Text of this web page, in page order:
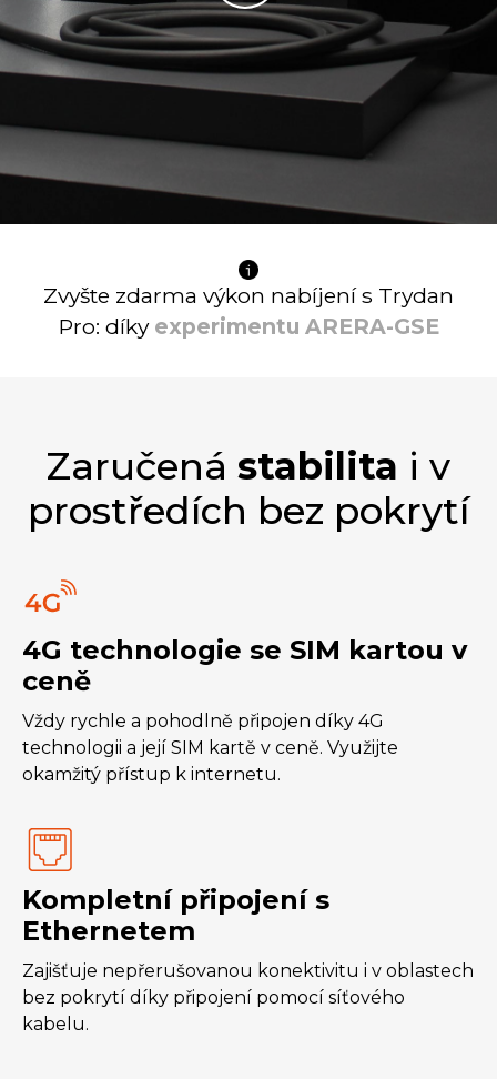
Zvyšte zdarma výkon nabíjení s Trydan
Pro: díky experimentu ARERA-GSE
Zaručená stabilita i v
prostředích bez pokrytí
4G technologie se SIM kartou v
ceně
Vždy rychle a pohodlně připojen díky 4G
technologii a její SIM kartě v ceně. Využijte
okamžitý přístup k internetu.
Kompletní připojení s
Ethernetem
Zajišťuje nepřerušovanou konektivitu i v oblastech
bez pokrytí díky připojení pomocí síťového
kabelu.